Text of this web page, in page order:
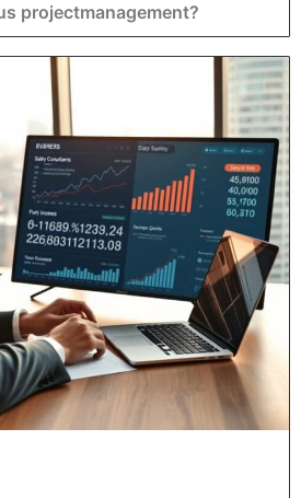
projectmanagement?